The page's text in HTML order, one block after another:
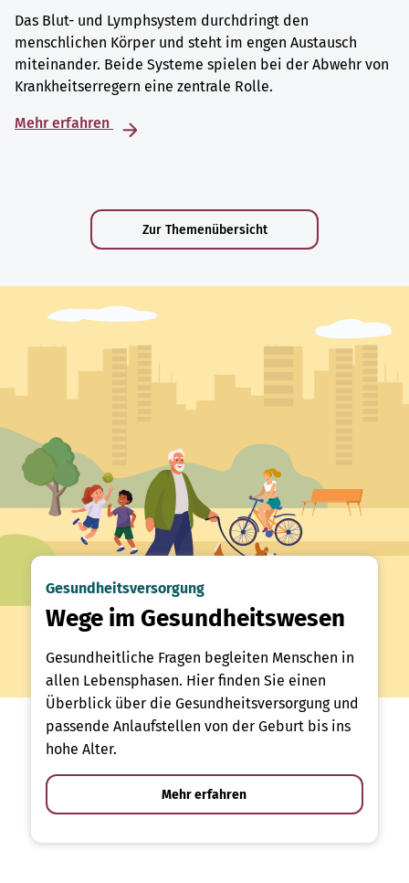
Das Blut- und Lymphsystem durchdringt den
menschlichen Körper und steht im engen Austausch
miteinander. Beide Systeme spielen bei der Abwehr von
Krankheitserregern eine zentrale Rolle.
Mehr erfahren
Zur Themenübersicht
Gesundheitsversorgung
Wege im Gesundheitswesen
Gesundheitliche Fragen begleiten Menschen in
allen Lebensphasen. Hier finden Sie einen
Überblick über die Gesundheitsversorgung und
passende Anlaufstellen von der Geburt bis ins
hohe Alter.
Mehr erfahren